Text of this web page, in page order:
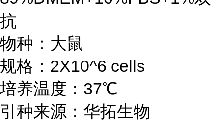
抗
物种：大鼠
规格：2X10^6 cells
培养温度：37℃
引种来源：华拓生物